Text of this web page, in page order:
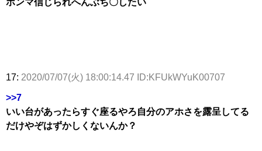
ホンマ信じられへんぶち〇したい
17: 2020/07/07(火) 18:00:14.47 ID:KFUkWYuK00707
>>7
いい台があったらすぐ座るやろ自分のアホさを露呈してる
だけやぞはずかしくないんか？